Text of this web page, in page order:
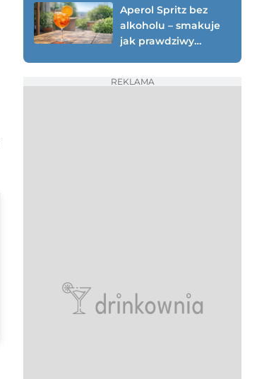
Aperol Spritz bez
alkoholu – smakuje
jak prawdziwy
REKLAMA